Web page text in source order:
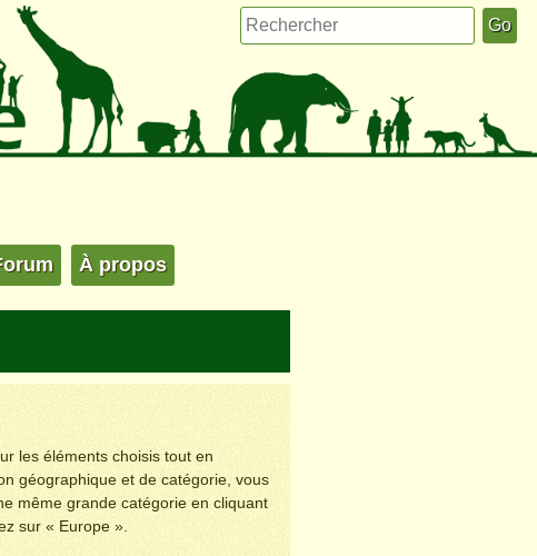
À propos
les éléments choisis tout en
géographique et de catégorie, vous
même grande catégorie en cliquant
sur « Europe ».